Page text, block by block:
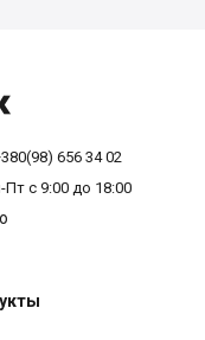
656 34 02
Пт с 9:00 до 18:00